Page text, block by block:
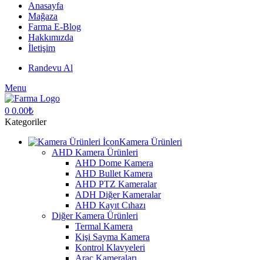
Anasayfa
Mağaza
Farma E-Blog
Hakkımızda
İletişim
Randevu Al
Menu
0 0.00₺
Kategoriler
Kamera Ürünleri
AHD Kamera Ürünleri
AHD Dome Kamera
AHD Bullet Kamera
AHD PTZ Kameralar
ADH Diğer Kameralar
AHD Kayıt Cıhazı
Diğer Kamera Ürünleri
Termal Kamera
Kişi Sayma Kamera
Kontrol Klavyeleri
Araç Kameraları